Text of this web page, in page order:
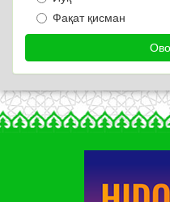
Фақат қисман